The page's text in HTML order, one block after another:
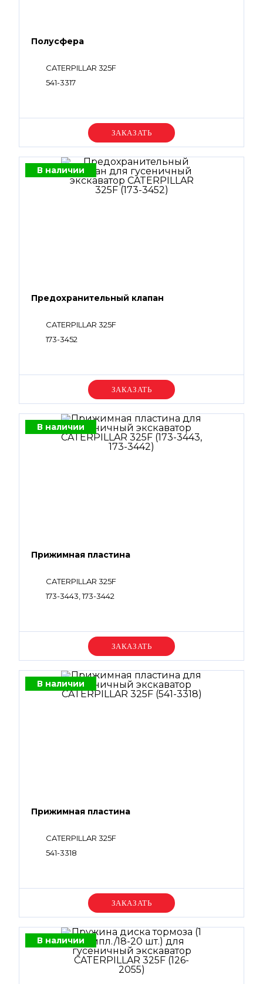
Полусфера
CATERPILLAR 325F
541-3317
Уточняйте цену
В наличии
Предохранительный клапан
CATERPILLAR 325F
173-3452
Уточняйте цену
В наличии
Прижимная пластина
CATERPILLAR 325F
173-3443, 173-3442
Уточняйте цену
В наличии
Прижимная пластина
CATERPILLAR 325F
541-3318
Уточняйте цену
В наличии